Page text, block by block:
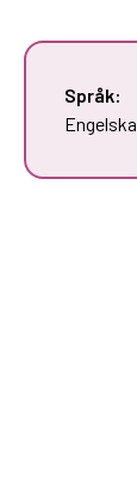
Språk:
Engelska